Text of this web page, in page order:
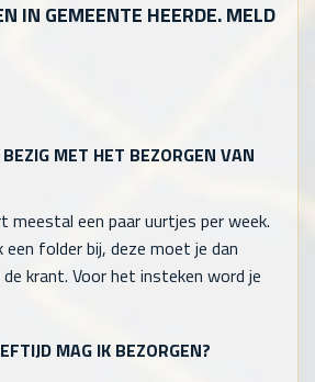
IN GEMEENTE HEERDE. MELD
MET HET BEZORGEN VAN
meestal een paar uurtjes per week.
een folder bij, deze moet je dan
krant. Voor het insteken word je
MAG IK BEZORGEN?